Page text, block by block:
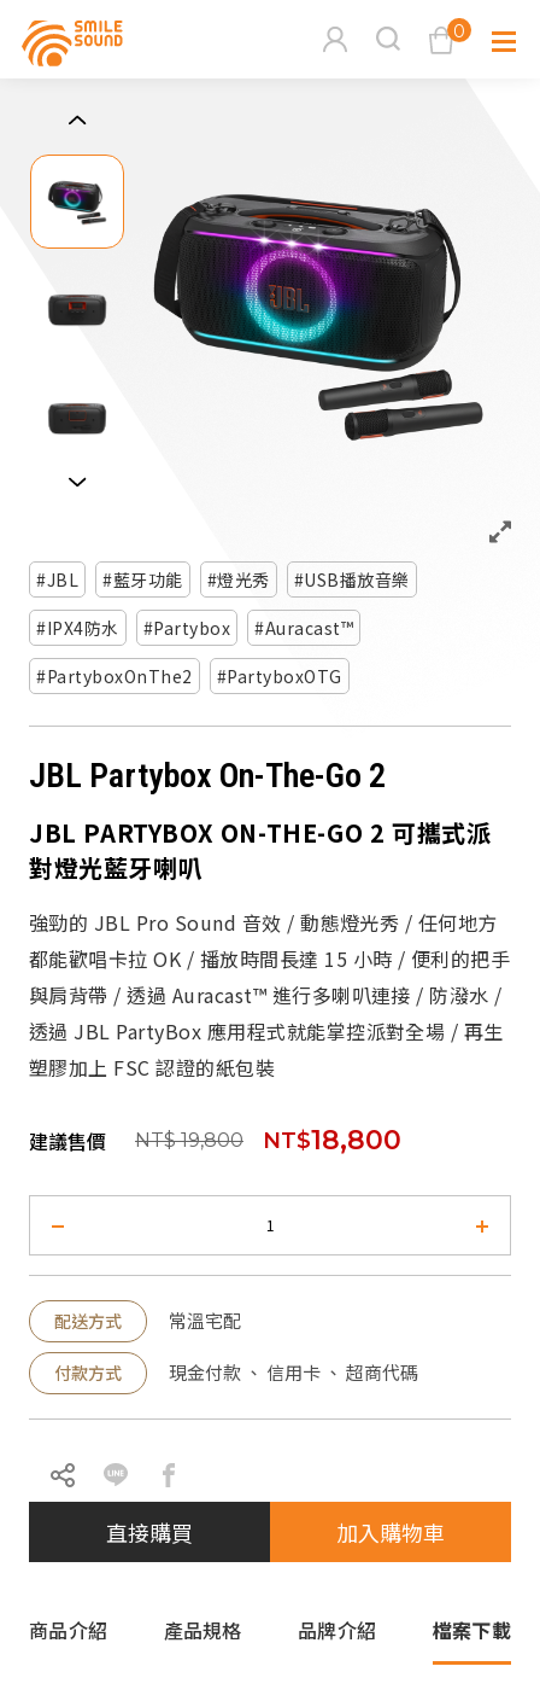
0
商品分類查詢
請選擇商品分類
請選擇分類 周邊系
JBL 藍牙功能 燈光秀
USB播放音樂
IPX4防水
Partybox
Auracast™
PartyboxOnThe2
PartyboxOTG
JBL Partybox On-The-Go 2
JBL PARTYBOX ON-THE-GO 2 可攜式派
對燈光藍牙喇叭
強勁的 JBL Pro Sound 音效 / 動態燈光秀 / 任何地方
都能歡唱卡拉 OK / 播放時間長達 15 小時 / 便利的把手
與肩背帶 / 透過 Auracast™ 進行多喇叭連接 / 防潑水 /
透過 JBL PartyBox 應用程式就能掌控派對全場 / 再生
塑膠加上 FSC 認證的紙包裝
建議售價 NT$ 19,800 NT$18,800
配送方式 常溫宅配
付款方式 現金付款 、 信用卡 、 超商代碼
直接購買 加入購物車
商品介紹 產品規格 品牌介紹 檔案下載